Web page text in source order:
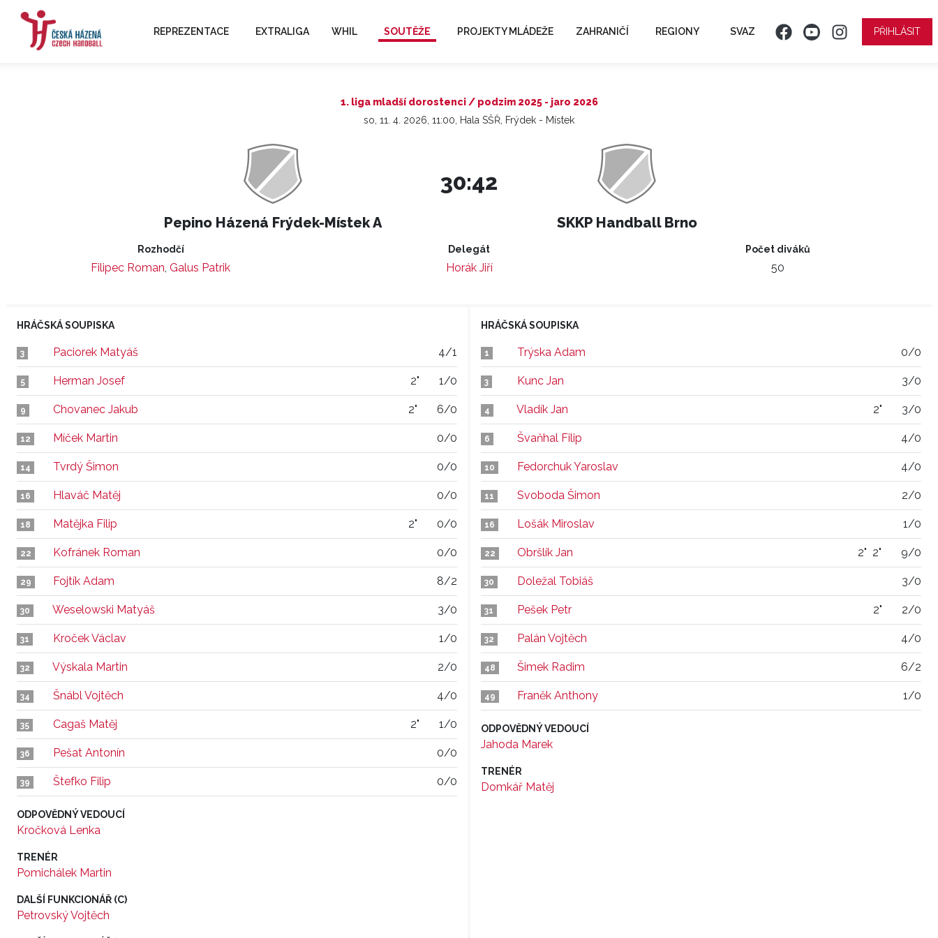
REPREZENTACE EXTRALIGA WHIL SOUTĚŽE PROJEKTY MLÁDEŽE ZAHRANIČÍ REGIONY SVAZ PŘIHLÁSIT
1. liga mladší dorostenci / podzim 2025 - jaro 2026
so, 11. 4. 2026, 11:00, Hala SŠŘ, Frýdek - Místek
Pepino Házená Frýdek-Místek A
30:42
SKKP Handball Brno
Rozhodčí
Filipec Roman, Galus Patrik
Delegát
Horák Jiří
Počet diváků
50
HRÁČSKÁ SOUPISKA
3 Paciorek Matyáš 4/1
5 Herman Josef 2" 1/0
9 Chovanec Jakub 2" 6/0
12 Míček Martin 0/0
14 Tvrdý Šimon 0/0
16 Hlaváč Matěj 0/0
18 Matějka Filip 2" 0/0
22 Kofránek Roman 0/0
29 Fojtík Adam 8/2
30 Weselowski Matyáš 3/0
31 Kroček Václav 1/0
32 Výskala Martin 2/0
34 Šnábl Vojtěch 4/0
35 Cagaš Matěj 2" 1/0
36 Pešat Antonín 0/0
39 Štefko Filip 0/0
ODPOVĚDNÝ VEDOUCÍ
Kročková Lenka
TRENÉR
Pomichálek Martin
DALŠÍ FUNKCIONÁŘ (C)
Petrovský Vojtěch
HRÁČSKÁ SOUPISKA
1 Trýska Adam 0/0
3 Kunc Jan 3/0
4 Vladík Jan 2" 3/0
6 Švaňhal Filip 4/0
10 Fedorchuk Yaroslav 4/0
11 Svoboda Šimon 2/0
16 Lošák Miroslav 1/0
22 Obršlík Jan 2" 2" 9/0
30 Doležal Tobiáš 3/0
31 Pešek Petr 2" 2/0
32 Palán Vojtěch 4/0
48 Šimek Radim 6/2
49 Franěk Anthony 1/0
ODPOVĚDNÝ VEDOUCÍ
Jahoda Marek
TRENÉR
Domkář Matěj